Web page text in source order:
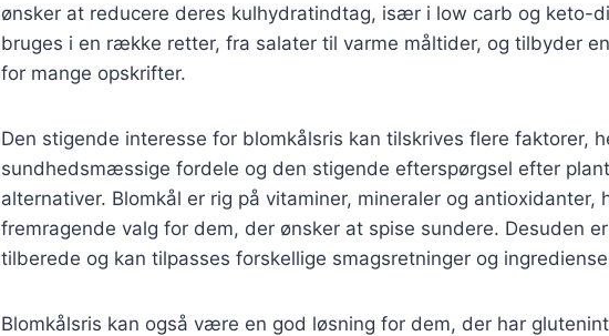
ønsker at reducere deres kulhydratindtag, især i low carb og keto-
bruges i en række retter, fra salater til varme måltider, og tilbyder
for mange opskrifter.
Den stigende interesse for blomkålsris kan tilskrives flere faktorer,
sundhedsmæssige fordele og den stigende efterspørgsel efter
alternativer. Blomkål er rig på vitaminer, mineraler og antioxidanter,
fremragende valg for dem, der ønsker at spise sundere. Desuden
tilberede og kan tilpasses forskellige smagsretninger og
Blomkålsris kan også være en god løsning for dem, der har